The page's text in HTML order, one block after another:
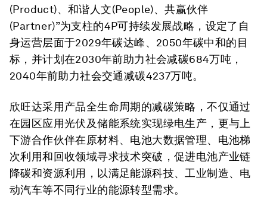
(Product)、和谐人文(People)、共赢伙伴
(Partner)”为支柱的4P可持续发展战略，设定了自
身运营层面于2029年碳达峰、2050年碳中和的目
标，并计划在2030年前助力社会减碳684万吨，
2040年前助力社会交通减碳4237万吨。
欣旺达采用产品全生命周期的减碳策略，不仅通过
在园区应用光伏及储能系统实现绿电生产，更与上
下游合作伙伴在原材料、电池大数据管理、电池梯
次利用和回收领域寻求技术突破，促进电池产业链
降碳和资源利用，以满足能源科技、工业制造、电
动汽车等不同行业的能源转型需求。